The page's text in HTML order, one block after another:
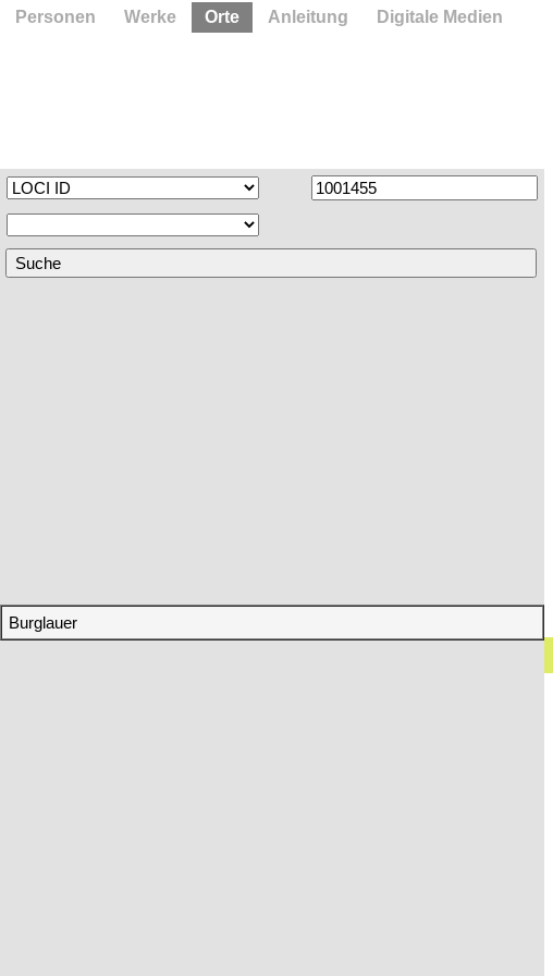
Burglauer
Personen Werke Orte Anleitung Digitale Medien